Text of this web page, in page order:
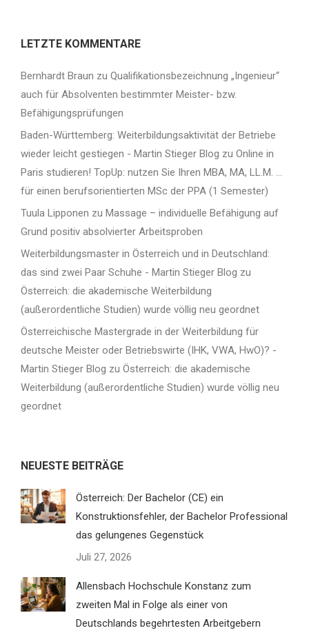
LETZTE KOMMENTARE
Bernhardt Braun zu Qualifikationsbezeichnung „Ingenieur“
auch für Absolventen bestimmter Meister- bzw.
Befähigungsprüfungen
Baden-Württemberg: Weiterbildungsaktivität der Betriebe
wieder leicht gestiegen - Martin Stieger Blog zu Online in
Paris studieren! TopUp: nutzen Sie Ihren MBA, MA, LL.M. …
für einen berufsorientierten MSc der PPA (1 Semester)
Tuula Lipponen zu Massage – individuelle Befähigung auf
Grund positiv absolvierter Arbeitsproben
Weiterbildungsmaster in Österreich und in Deutschland:
das sind zwei Paar Schuhe - Martin Stieger Blog zu
Österreich: die akademische Weiterbildung
(außerordentliche Studien) wurde völlig neu geordnet
Österreichische Mastergrade in der Weiterbildung für
deutsche Meister oder Betriebswirte (IHK, VWA, HwO)? -
Martin Stieger Blog zu Österreich: die akademische
Weiterbildung (außerordentliche Studien) wurde völlig neu
geordnet
NEUESTE BEITRÄGE
Österreich: Der Bachelor (CE) ein
Konstruktionsfehler, der Bachelor Professional
das gelungenes Gegenstück
Juli 27, 2026
Allensbach Hochschule Konstanz zum
zweiten Mal in Folge als einer von
Deutschlands begehrtesten Arbeitgebern